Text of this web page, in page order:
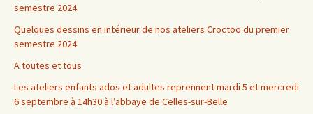
semestre 2024
Quelques dessins en intérieur de nos ateliers Croctoo du premier
semestre 2024
A toutes et tous
Les ateliers enfants ados et adultes reprennent mardi 5 et mercredi
6 septembre à 14h30 à l’abbaye de Celles-sur-Belle